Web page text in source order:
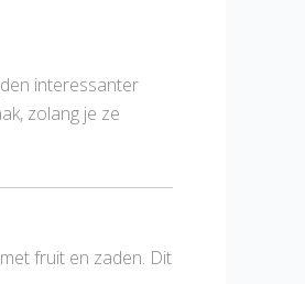
interessanter
zolang je ze
fruit en zaden. Dit